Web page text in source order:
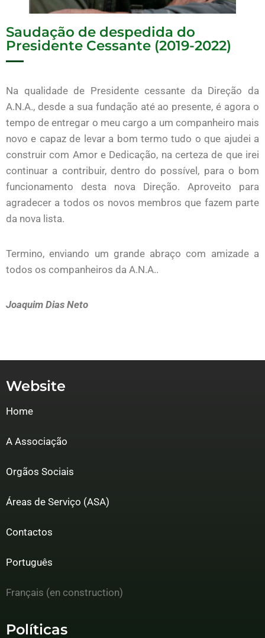
Saudação de despedida do
Presidente Cessante (2019-2022)
Na qualidade de Presidente cessante da Direção da
A.N.A., desde a sua fundação até ao presente, é agora o
tempo de entregar o meu cargo a um companheiro mais
novo e capaz de levar a bom termo tudo o que ajudei a
construir com Amor e Dedicação, na certeza de que irei
continuar a contribuir, dentro do possível, para o bom
funcionamento desta nova Direção. Aproveito para
agradecer a todos os novos membros que fazem parte
da nova lista.
Termino, enviando um grande abraço com amizade a
todos os companheiros da A.N.A..
Joaquim Dias Neto
Website
Home
A Associação
Orgãos Sociais
Áreas de Serviço (ASA)
Contactos
Português
Français (en construction)
Políticas